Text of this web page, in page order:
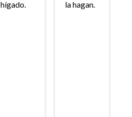
hígado.
la hagan.